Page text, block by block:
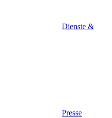
Dienste &
Presse